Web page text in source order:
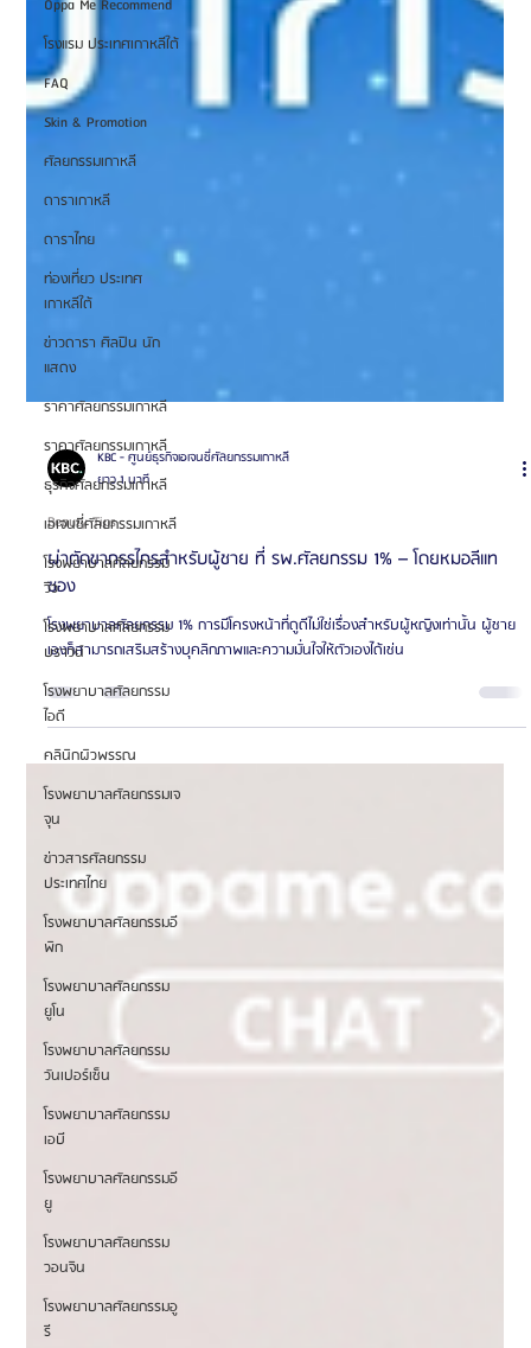
โรงแรม ประเทศเกาหลีใต้
FAQ
Skin & Promotion
ศัลยกรรมเกาหลี
ดาราเกาหลี
ดาราไทย
ท่องเที่ยว ประเทศ
เกาหลีใต้
ข่าวดารา ศิลปิน นัก
แสดง
ราคาศัลยกรรมเกาหลี
ราคาศัลยกรรมเกาหลี
ธุรกิจศัลยกรรมเกาหลี
เอเจนซี่ศัลยกรรมเกาหลี
โรงพยาบาลศัลยกรรม
วิว
โรงพยาบาลศัลยกรรม
บราวน์
โรงพยาบาลศัลยกรรม
ไอดี
คลินิกผิวพรรณ
โรงพยาบาลศัลยกรรมเจ
จุน
ข่าวสารศัลยกรรม
ประเทศไทย
โรงพยาบาลศัลยกรรมอี
พิก
โรงพยาบาลศัลยกรรม
ยูโน
โรงพยาบาลศัลยกรรม
วันเปอร์เซ็น
โรงพยาบาลศัลยกรรม
เอบี
โรงพยาบาลศัลยกรรมอี
ยู
โรงพยาบาลศัลยกรรม
วอนจิน
โรงพยาบาลศัลยกรรมอู
รี
KBC - ศูนย์ธุรกิจเอเจนซี่ศัลยกรรมเกาหลี
Beauty Tips
ผ่าตัดขากรรไกรสำหรับผู้ชาย ที่ รพ.ศัลยกรรม 1% – โดยหมอลีแท
ซอง
โรงพยาบาลศัลยกรรม 1% การมีโครงหน้าที่ดูดีไม่ใช่เรื่องสำหรับผู้หญิงเท่านั้น ผู้ชาย
เองก็สามารถเสริมสร้างบุคลิกภาพและความมั่นใจให้ตัวเองได้เช่น